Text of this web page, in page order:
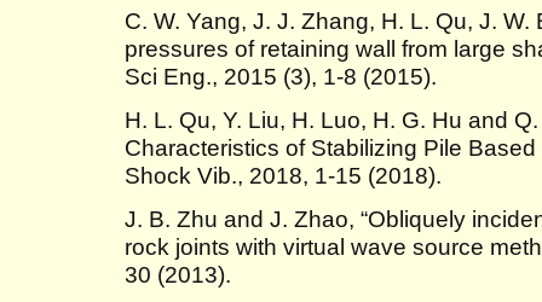
C. W. Yang, J. J. Zhang, H. L. Qu, J. W.
pressures of retaining wall from large
Sci Eng., 2015 (3), 1-8 (2015).
H. L. Qu, Y. Liu, H. Luo, H. G. Hu and
Characteristics of Stabilizing Pile
Shock Vib., 2018, 1-15 (2018).
J. B. Zhu and J. Zhao, “Obliquely
rock joints with virtual wave source
30 (2013).